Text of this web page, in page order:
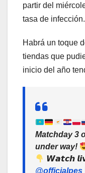
partir del
tasa de infección.
Habrá un toque
tiendas que
inicio del año
Matchday 3
under way!
𝙒𝙖𝙩𝙘𝙝
@officialpes